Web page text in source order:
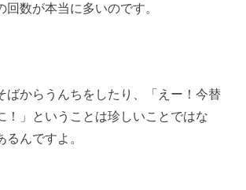
回数が本当に多いのです。
ばからうんちをしたり、「えー！今替
！」ということは珍しいことではな
るんですよ。